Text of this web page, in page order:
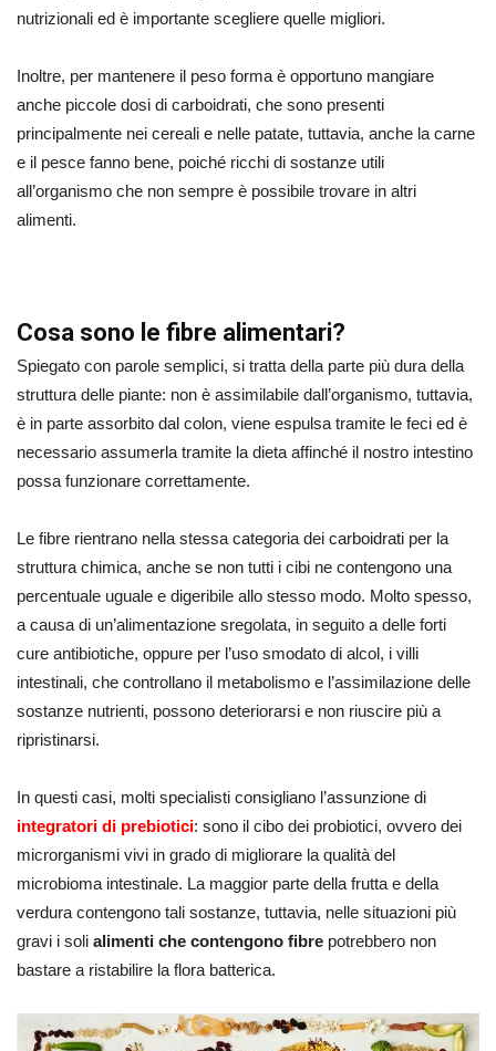
nutrizionali ed è importante scegliere quelle migliori.
Inoltre, per mantenere il peso forma è opportuno mangiare
anche piccole dosi di carboidrati, che sono presenti
principalmente nei cereali e nelle patate, tuttavia, anche la carne
e il pesce fanno bene, poiché ricchi di sostanze utili
all’organismo che non sempre è possibile trovare in altri
alimenti.
Cosa sono le fibre alimentari?
Spiegato con parole semplici, si tratta della parte più dura della
struttura delle piante: non è assimilabile dall’organismo, tuttavia,
è in parte assorbito dal colon, viene espulsa tramite le feci ed è
necessario assumerla tramite la dieta affinché il nostro intestino
possa funzionare correttamente.
Le fibre rientrano nella stessa categoria dei carboidrati per la
struttura chimica, anche se non tutti i cibi ne contengono una
percentuale uguale e digeribile allo stesso modo. Molto spesso,
a causa di un’alimentazione sregolata, in seguito a delle forti
cure antibiotiche, oppure per l’uso smodato di alcol, i villi
intestinali, che controllano il metabolismo e l’assimilazione delle
sostanze nutrienti, possono deteriorarsi e non riuscire più a
ripristinarsi.
In questi casi, molti specialisti consigliano l’assunzione di
integratori di prebiotici: sono il cibo dei probiotici, ovvero dei
microrganismi vivi in grado di migliorare la qualità del
microbioma intestinale. La maggior parte della frutta e della
verdura contengono tali sostanze, tuttavia, nelle situazioni più
gravi i soli alimenti che contengono fibre potrebbero non
bastare a ristabilire la flora batterica.